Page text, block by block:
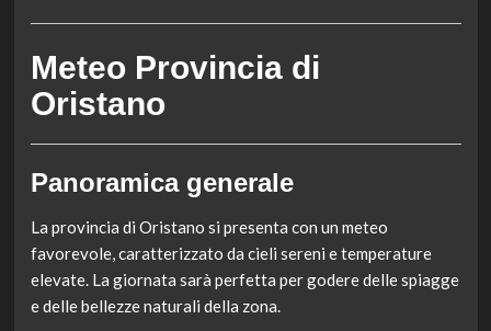
Meteo Provincia di
Oristano
Panoramica generale
La provincia di Oristano si presenta con un meteo
favorevole, caratterizzato da cieli sereni e temperature
elevate. La giornata sarà perfetta per godere delle spiagge
e delle bellezze naturali della zona.